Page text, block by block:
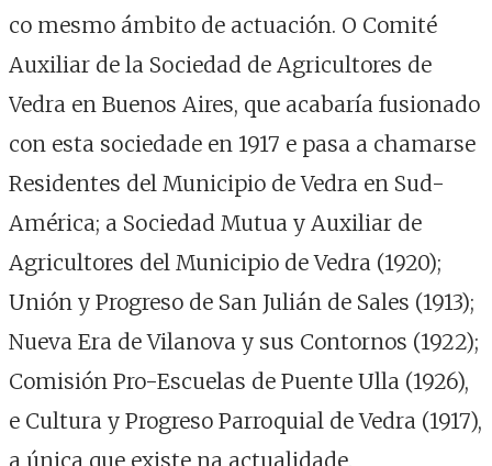
co mesmo ámbito de actuación. O Comité
Auxiliar de la Sociedad de Agricultores de
Vedra en Buenos Aires, que acabaría fusionado
con esta sociedade en 1917 e pasa a chamarse
Residentes del Municipio de Vedra en Sud-
América; a Sociedad Mutua y Auxiliar de
Agricultores del Municipio de Vedra (1920);
Unión y Progreso de San Julián de Sales (1913);
Nueva Era de Vilanova y sus Contornos (1922);
Comisión Pro-Escuelas de Puente Ulla (1926),
e Cultura y Progreso Parroquial de Vedra (1917),
a única que existe na actualidade.